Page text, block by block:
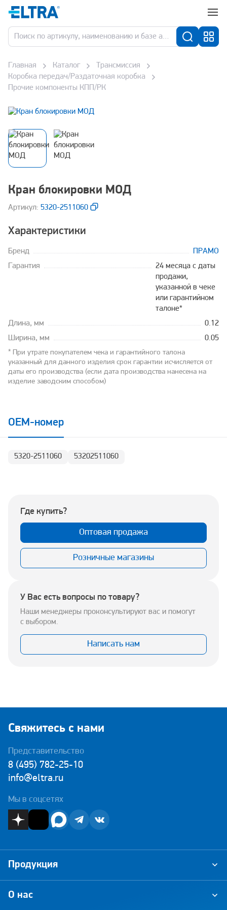
Главная Каталог
Трансмиссия
Коробка передач/Раздаточная коробка
Прочие компоненты КПП/РК
Кран блокировки МОД
Aртикул: 5320-2511060
Характеристики
Бренд
ПРАМО
Гарантия
24 месяца с даты
продажи,
указанной в чеке
или гарантийном
талоне*
Длина, мм
0.12
Ширина, мм
0.05
* При утрате покупателем чека и гарантийного талона
указанный для данного изделия срок гарантии исчисляется от
даты его производства (если дата производства нанесена на
изделие заводским способом)
OEM-номер
5320-2511060 53202511060
Где купить?
Оптовая продажа
Розничные магазины
У Вас есть вопросы по товару?
Наши менеджеры проконсультируют вас и помогут
с выбором.
Написать нам
Свяжитесь с нами
Представительство
8 (495) 782-25-10
info@eltra.ru
Мы в соцсетях
О нас
Продукция